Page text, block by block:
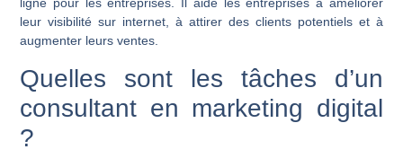
leur visibilité sur internet, à attirer des clients potentiels et à
augmenter leurs ventes.
Quelles sont les tâches d’un
consultant en marketing digital
?